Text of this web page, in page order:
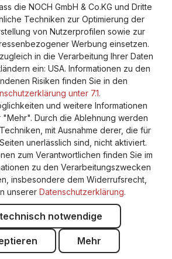
Widerruf Datenschutz
die NOCH GmbH & Co.KG und Dritte
Techniken zur Optimierung der
von Nutzerprofilen sowie zur
Werbung einsetzen.
in die Verarbeitung Ihrer Daten
ein: USA. Informationen zu den
Risiken finden Sie in den
unter 7.1.
und weitere Informationen
"Mehr". Durch die Ablehnung werden
mit Ausnahme derer, die für
unerlässlich sind, nicht aktiviert.
zum Verantwortlichen finden Sie im
zu den Verarbeitungszwecken
insbesondere dem Widerrufsrecht,
unserer Datenschutzerklärung.
notwendige
Mehr